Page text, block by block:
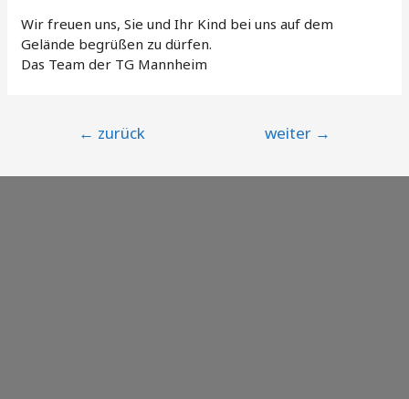
Wir freuen uns, Sie und Ihr Kind bei uns auf dem
Gelände begrüßen zu dürfen.
Das Team der TG Mannheim
Beitragsnavigation
← zurück weiter →